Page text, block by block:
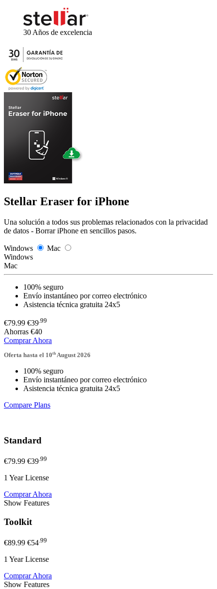
30 Años de excelencia
Stellar Eraser for iPhone
Una solución a todos sus problemas relacionados con la privacidad
de datos - Borrar iPhone en sencillos pasos.
Windows
Mac
Windows
Mac
100% seguro
Envío instantáneo por correo electrónico
Asistencia técnica gratuita 24x5
€79.99 €39 .99
Ahorras €40
Comprar Ahora
Oferta hasta el 10th August 2026
100% seguro
Envío instantáneo por correo electrónico
Asistencia técnica gratuita 24x5
Compare Plans
Standard
€79.99 €39 .99
1 Year License
Comprar Ahora
Show Features
Toolkit
€89.99 €54 .99
1 Year License
Comprar Ahora
Show Features